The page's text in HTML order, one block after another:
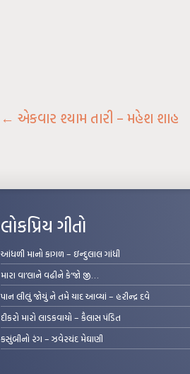
← એકવાર શ્યામ તારી – મહેશ શાહ
લોકપ્રિય ગીતો
આંધળી માનો કાગળ – ઇન્દુલાલ ગાંધી
મારા વા’લાને વઢીને કે’જો જી…
પાન લીલું જોયું ને તમે યાદ આવ્યાં – હરીન્દ્ર દવે
દીકરો મારો લાડકવાયો – કૈલાસ પંડિત
કસુંબીનો રંગ – ઝવેરચંદ મેઘાણી